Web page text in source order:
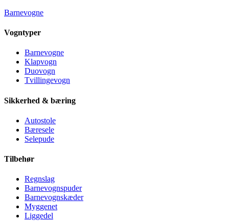
Barnevogne
Vogntyper
Barnevogne
Klapvogn
Duovogn
Tvillingevogn
Sikkerhed & bæring
Autostole
Bæresele
Selepude
Tilbehør
Regnslag
Barnevognspuder
Barnevognskæder
Myggenet
Liggedel